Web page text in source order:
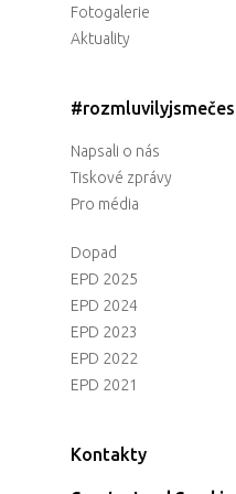
Fotogalerie
Aktuality
Napsali o nás
Tiskové zprávy
Pro média
Dopad
EPD 2025
EPD 2024
EPD 2023
EPD 2022
EPD 2021
Kontakty